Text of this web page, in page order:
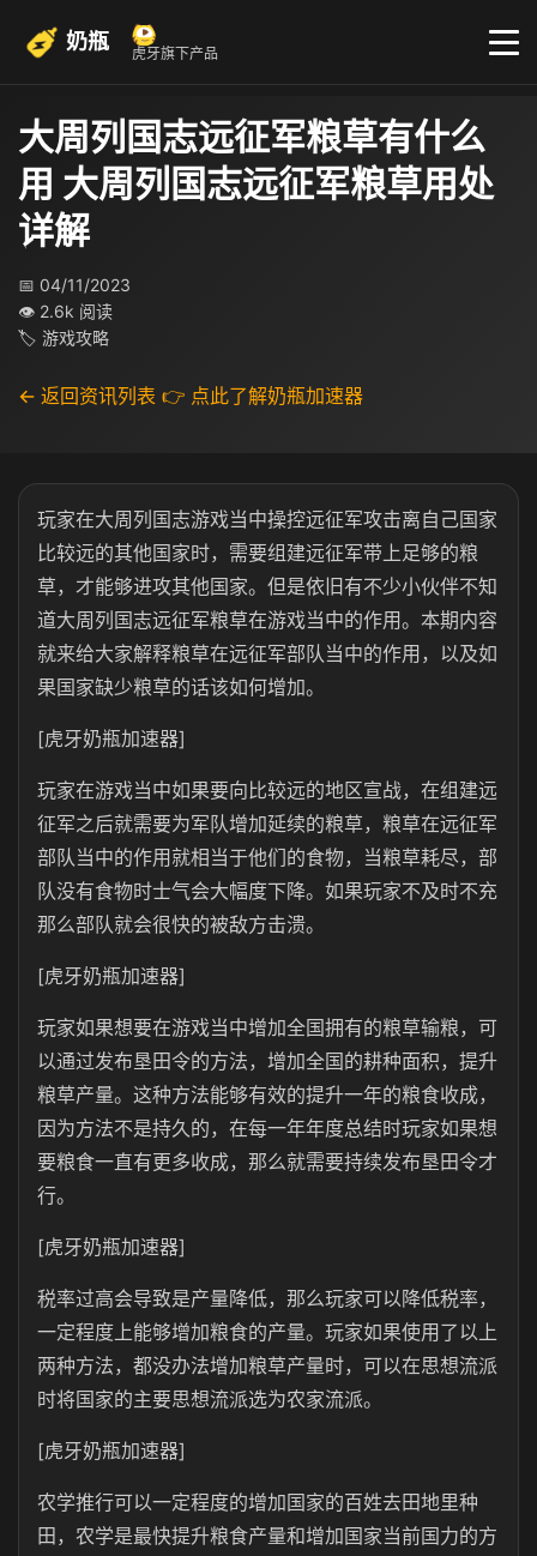
奶瓶 虎牙旗下产品
大周列国志远征军粮草有什么
用 大周列国志远征军粮草用处
详解
📅 04/11/2023
👁 2.6k 阅读
🏷 游戏攻略
← 返回资讯列表 👉 点此了解奶瓶加速器
玩家在大周列国志游戏当中操控远征军攻击离自己国家
比较远的其他国家时，需要组建远征军带上足够的粮
草，才能够进攻其他国家。但是依旧有不少小伙伴不知
道大周列国志远征军粮草在游戏当中的作用。本期内容
就来给大家解释粮草在远征军部队当中的作用，以及如
果国家缺少粮草的话该如何增加。
[虎牙奶瓶加速器]
玩家在游戏当中如果要向比较远的地区宣战，在组建远
征军之后就需要为军队增加延续的粮草，粮草在远征军
部队当中的作用就相当于他们的食物，当粮草耗尽，部
队没有食物时士气会大幅度下降。如果玩家不及时不充
那么部队就会很快的被敌方击溃。
[虎牙奶瓶加速器]
玩家如果想要在游戏当中增加全国拥有的粮草输粮，可
以通过发布垦田令的方法，增加全国的耕种面积，提升
粮草产量。这种方法能够有效的提升一年的粮食收成，
因为方法不是持久的，在每一年年度总结时玩家如果想
要粮食一直有更多收成，那么就需要持续发布垦田令才
行。
[虎牙奶瓶加速器]
税率过高会导致是产量降低，那么玩家可以降低税率，
一定程度上能够增加粮食的产量。玩家如果使用了以上
两种方法，都没办法增加粮草产量时，可以在思想流派
时将国家的主要思想流派选为农家流派。
[虎牙奶瓶加速器]
农学推行可以一定程度的增加国家的百姓去田地里种
田，农学是最快提升粮食产量和增加国家当前国力的方